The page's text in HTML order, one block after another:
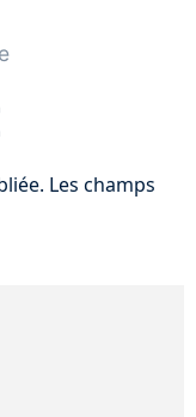
Les champs